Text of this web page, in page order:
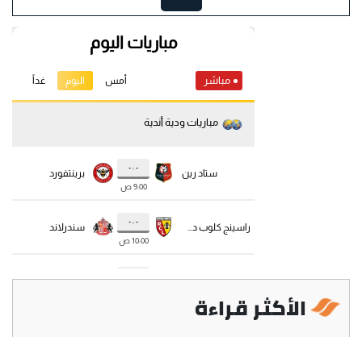
الأكثر قراءة